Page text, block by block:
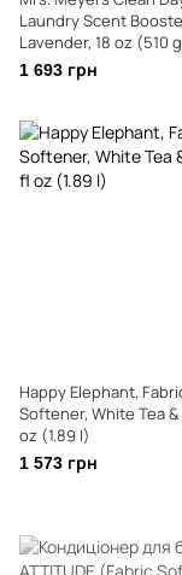
Laundry Scent
Lavender, 18 oz (510
1 693 грн
Happy Elephant,
Softener, White Tea &
oz (1.89 l)
1 573 грн